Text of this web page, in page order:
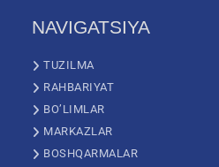
NAVIGATSIYA
TUZILMA
RAHBARIYAT
BO’LIMLAR
MARKAZLAR
BOSHQARMALAR